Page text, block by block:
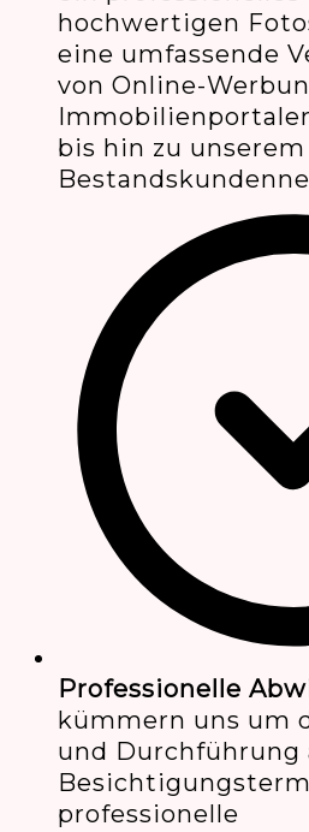
hochwertigen
eine umfassende
von Online-
bis hin zu
Professionelle
kümmern uns um
und Durchführung
professionelle